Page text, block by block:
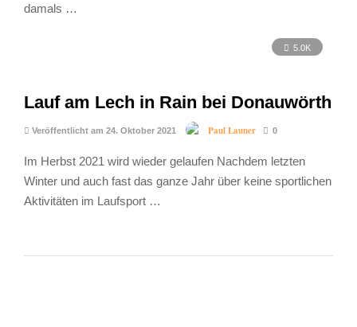
damals …
5.0K
Lauf am Lech in Rain bei Donauwörth
Veröffentlicht am 24. Oktober 2021 Paul Launer 0
Im Herbst 2021 wird wieder gelaufen Nachdem letzten
Winter und auch fast das ganze Jahr über keine sportlichen
Aktivitäten im Laufsport …